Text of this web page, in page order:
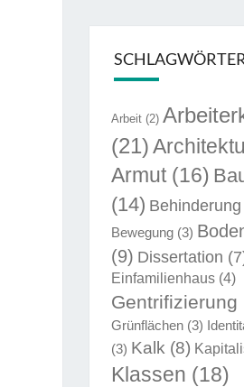
Arbeit(2)
(21)
Armut(16)
(14) Behinderung
Bewegung(3)
(9) Dissertation
Einfamilienhaus(4)
Gentrifizierung
Grünflächen(3)
(3) Kalk (8)
Klassen (18)